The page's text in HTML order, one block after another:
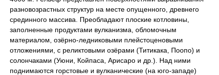
разновозрастных структур на месте опущенного, древнего
срединного массива. Преобладают плоские котловины,
заполненные продуктами вулканизма, обломочным
материалом, озёрно-ледниковыми плейстоценовыми
отложениями, с реликтовыми озёрами (Титикака, Поопо) и
солончаками (Уюни, Койпаса, Арисаро и др.). Над ними
поднимаются горстовые и вулканические (на юго-западе)